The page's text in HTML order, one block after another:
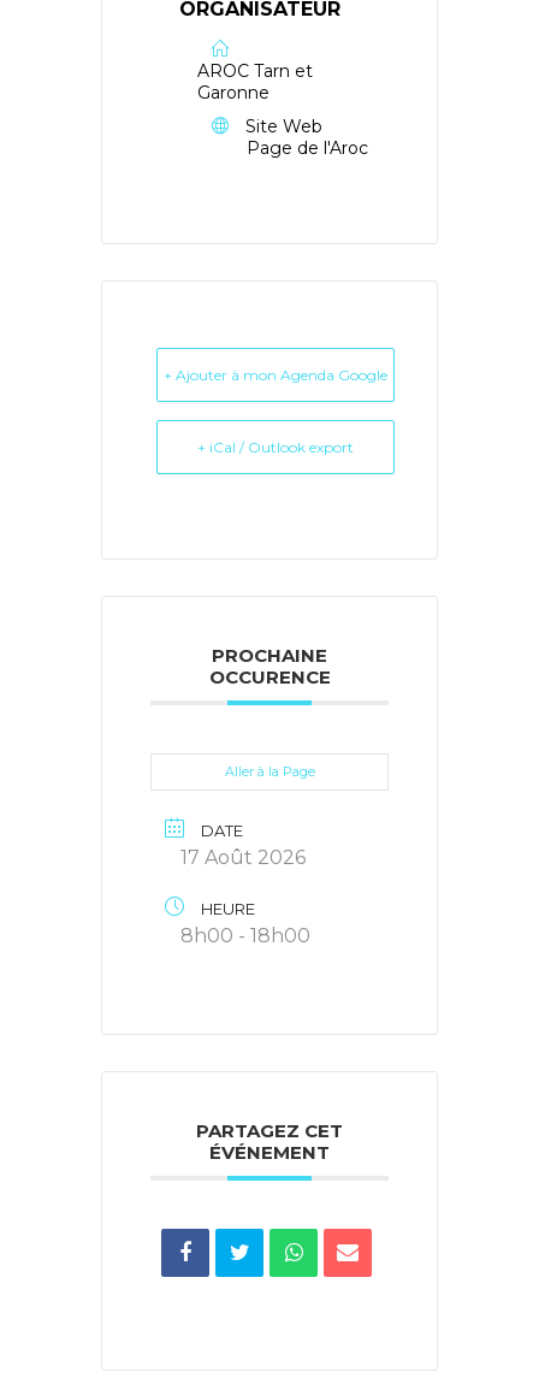
ORGANISATEUR
AROC Tarn et
Garonne
Site Web
Page de l'Aroc
+ Ajouter à mon Agenda Google
+ iCal / Outlook export
PROCHAINE
OCCURENCE
Aller à la Page
DATE
17 Août 2026
HEURE
8h00 - 18h00
PARTAGEZ CET
ÉVÉNEMENT